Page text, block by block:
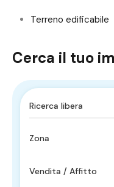
Terreno edificabile
Cerca il tuo
Zona
Vendita / Affitto